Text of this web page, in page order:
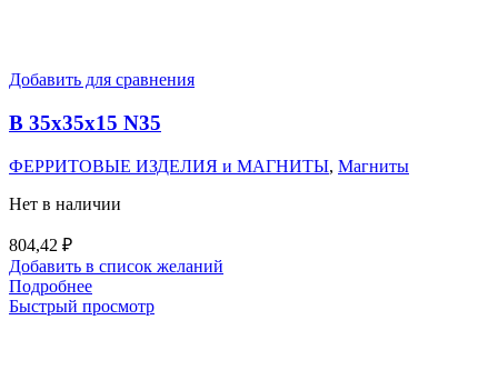
Добавить для сравнения
B 35x35x15 N35
ФЕРРИТОВЫЕ ИЗДЕЛИЯ и МАГНИТЫ, Магниты
Нет в наличии
804,42 ₽
Добавить в список желаний
Подробнее
Быстрый просмотр